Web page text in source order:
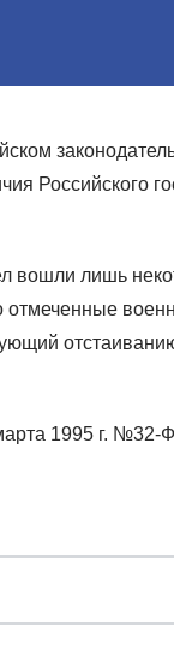
Российского
лишь
1995 г. №32-